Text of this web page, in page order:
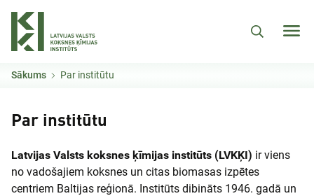
Sākums Par institūtu
Par institūtu
Latvijas Valsts koksnes ķīmijas institūts (LVKĶI) ir viens
no vadošajiem koksnes un citas biomasas izpētes
centriem Baltijas reģionā. Institūts dibināts 1946. gadā un